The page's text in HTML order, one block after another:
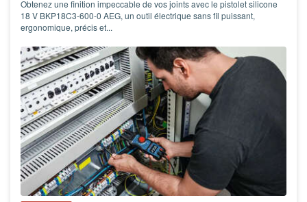
Obtenez une finition impeccable de vos joints avec le pistolet silicone
18 V BKP18C3-600-0 AEG, un outil électrique sans fil puissant,
ergonomique, précis et...